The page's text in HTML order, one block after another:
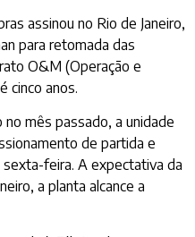
assinou no Rio de Janeiro,
para retomada das
O&M (Operação e
cinco anos.
no mês passado, a unidade
de partida e
sexta-feira. A expectativa da
a planta alcance a